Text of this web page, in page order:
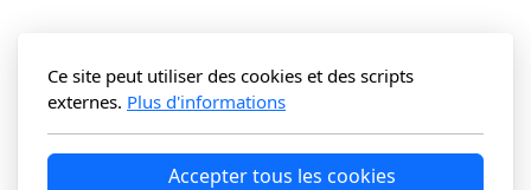
Ce site peut utiliser des cookies et des scripts
externes. Plus d'informations
Accepter tous les cookies